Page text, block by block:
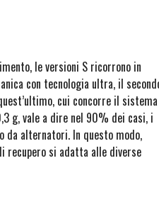
le versioni S ricorrono in
con tecnologia ultra, il
cui concorre il sistema
g, vale a dire nel 90% dei casi, i
da alternatori. In questo modo,
recupero si adatta alle diverse